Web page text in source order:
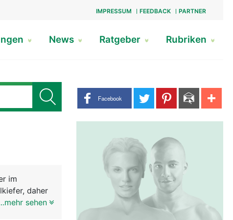
IMPRESSUM FEEDBACK PARTNER
News Ratgeber Rubriken
Share buttons
Facebook
im
daher
sehen